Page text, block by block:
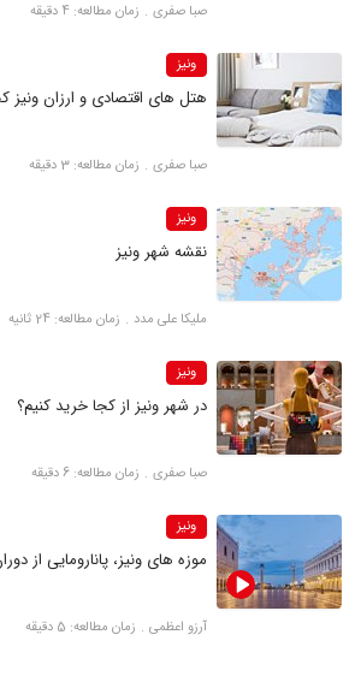
صبا صفری زمان مطالعه: 4 دقیقه
ونیز
هتل های اقتصادی و ارزان
صبا صفری زمان مطالعه: 3 دقیقه
ونیز
نقشه شهر ونیز
ملیکا علی مدد زمان مطالعه: 24 ثانیه
ونیز
در شهر ونیز از کجا خرید کنیم؟
صبا صفری زمان مطالعه: 6 دقیقه
ونیز
موزه های ونیز، پانارومایی از
آرزو اعظمی زمان مطالعه: 5 دقیقه